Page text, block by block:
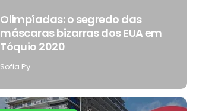
Olimpíadas: o segredo das
máscaras bizarras dos EUA em
Tóquio 2020
Sofia Py